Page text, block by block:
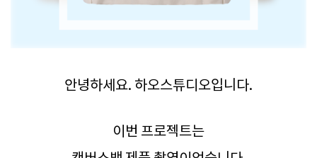
안녕하세요. 하오스튜디오입니다.
이번 프로젝트는